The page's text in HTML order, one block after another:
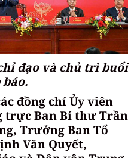
đạo và chủ trì buổi
đồng chí Ủy viên
trực Ban Bí thư Trần
Trưởng Ban Tổ
Văn Quyết,